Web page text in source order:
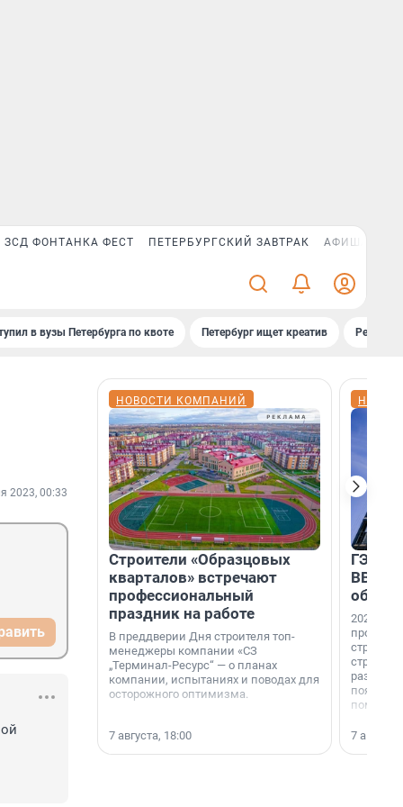
ЗСД ФОНТАНКА ФЕСТ ПЕТЕРБУРГСКИЙ ЗАВТРАК АФИША PLUS
в вузы Петербурга по квоте Петербург ищет креатив
2023, 00:33
НОВОСТИ КОМПАНИЙ
Строители «Образцовых
кварталов» встречают
профессиональный
праздник на работе
В преддверии Дня строителя топ-
менеджеры компании «СЗ
„Терминал-Ресурс“ — о планах
компании, испытаниях и поводах для
осторожного оптимизма.
7 августа, 18:00
ГЭС,
ВВП: в
об
2026-й —
раз. В
7